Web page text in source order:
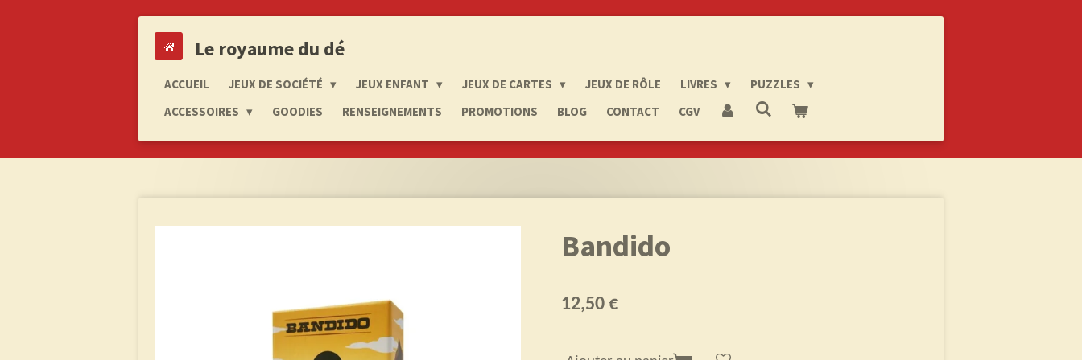
Le royaume du dé
ACCUEIL JEUX DE SOCIÉTÉ JEUX ENFANT JEUX DE CARTES JEUX DE RÔLE LIVRES
PUZZLES
ACCESSOIRES
GOODIES RENSEIGNEMENTS PROMOTIONS BLOG CONTACT CGV
Bandido
12,50 €